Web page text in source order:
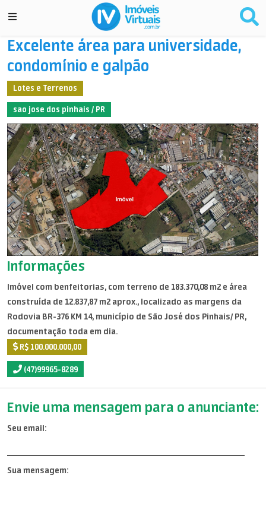
Excelente área para universidade,
condomínio e galpão
Lotes e Terrenos
sao jose dos pinhais / PR
Informações
Imóvel com benfeitorias, com terreno de 183.370,08 m2 e área
construída de 12.837,87 m2 aprox., localizado as margens da
Rodovia BR-376 KM 14, município de São José dos Pinhais/ PR,
documentação toda em dia.
R$ 100.000.000,00
(47)99965-8289
Envie uma mensagem para o anunciante:
Seu email:
Sua mensagem: